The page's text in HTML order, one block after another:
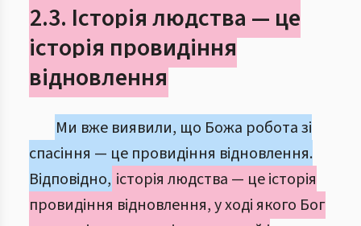
2.3. Історія людства — це
історія провидіння
відновлення
Ми вже виявили, що Божа робота зі
спасіння — це провидіння відновлення.
Відповідно, історія людства — це історія
провидіння відновлення, у ході якого Бог